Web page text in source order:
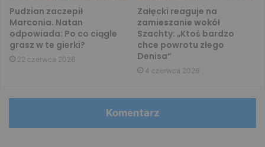
Pudzian zaczepił
Marconia. Natan
odpowiada: Po co ciągle
grasz w te gierki?
22 czerwca 2026
Załęcki reaguje na
zamieszanie wokół
Szachty: „Ktoś bardzo
chce powrotu złego
Denisa”
4 czerwca 2026
Komentarz